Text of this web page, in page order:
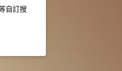
自訂搜